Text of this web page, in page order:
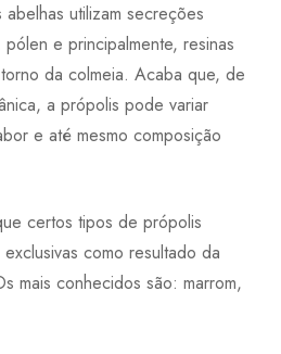
utilizam secreções
e principalmente, resinas
da colmeia. Acaba que, de
a própolis pode variar
e até mesmo composição
certos tipos de própolis
como resultado da
mais conhecidos são: marrom,